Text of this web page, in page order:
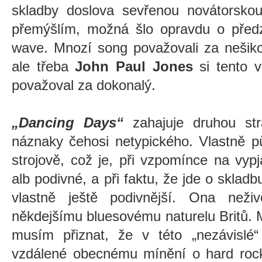
skladby doslova sevřenou
přemýšlím, možná šlo opravdu o
wave. Mnozí song považovali za
ale třebaJohn Paul Jonessi tento
považoval za dokonalý.
„Dancing Days“ zahajuje druhou
náznaky čehosi netypického. Vlastně
strojově, což je, při vzpomínce na
alb podivné, a při faktu, že jde o
vlastně ještě podivnější. Ona
někdejšímu bluesovému naturelu Britů.
musím přiznat, že v této
vzdálené obecnému mínění o hard